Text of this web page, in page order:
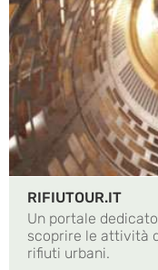
RIFIUTOUR.IT
Un portale
scoprire le attività
rifiuti urbani.